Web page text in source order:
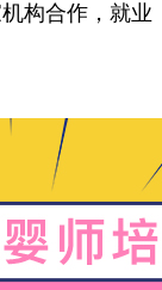
构合作，就业